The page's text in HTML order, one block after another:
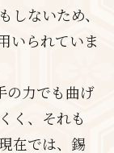
ないため、
いられていま
の力でも曲げ
く、それも
在では、錫